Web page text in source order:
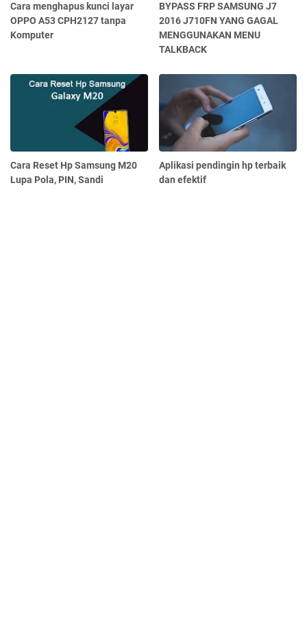
Cara menghapus kunci layar
OPPO A53 CPH2127 tanpa
Komputer
BYPASS FRP SAMSUNG J7
2016 J710FN YANG GAGAL
MENGGUNAKAN MENU
TALKBACK
Cara Reset Hp Samsung M20
Lupa Pola, PIN, Sandi
Aplikasi pendingin hp terbaik
dan efektif